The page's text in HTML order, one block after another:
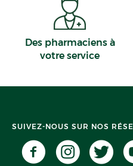
Des pharmaciens à
votre service
SUIVEZ-NOUS SUR NOS